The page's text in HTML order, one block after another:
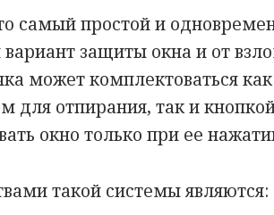
самый простой и
защиты окна и от
может комплектоваться как
для отпирания, так и
окно только при ее
такой системы являются: